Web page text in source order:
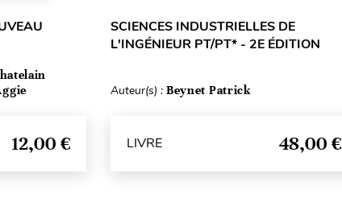
12,00 €
SCIENCES INDUSTRIELLES DE
L'INGÉNIEUR PT/PT* - 2E ÉDITION
Auteur(s) : Beynet Patrick
LIVRE 48,00 €